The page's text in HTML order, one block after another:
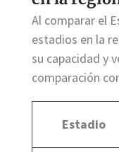
Al comparar el
estadios en la
su capacidad y
comparación
Estadio